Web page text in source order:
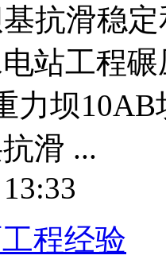
抗滑稳
站工程
力坝
滑 ...
程经验